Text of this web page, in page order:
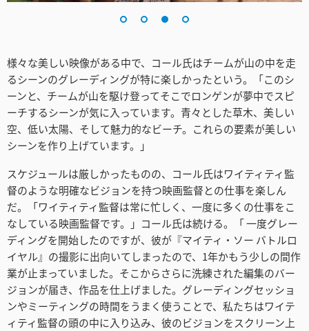
様々な美しい映像がある中で、コール氏はチームが山の中を走
るシーンのグレーディングが特に楽しかったという。「このシ
ーンと、チームが山を駆け登ってそこでロンゲンが夢中でスピ
ーチするシーンが気に入っています。青々とした草木、美しい
空、低い太陽、そして魅力的なビーチ。これらの要素が美しい
シーンを作り上げています。」
スケジュールは厳しかったものの、コール氏はワイティティ監
督のような明確なビジョンを持つ映画監督との仕事を楽しん
だ。「ワイティティ監督は常に忙しく、一度に多くの仕事をこ
なしている映画監督です。」コール氏は続ける。「 一度グレー
ディングを開始したのですが、彼が『マイティ・ソー バトルロ
イヤル』の撮影に出向いてしまったので、1年かもう少しの間作
業が止まっていました。そこからさらに洗練された編集のバー
ジョンが届き、作品を仕上げました。グレーディングセッショ
ンやミーティングの時間をうまく使うことで、私たちはワイテ
ィティ監督の頭の中に入り込み、彼のビジョンをスクリーン上